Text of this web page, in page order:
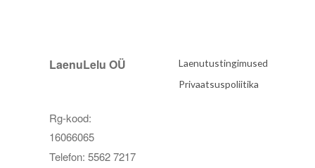
LaenuLelu OÜ
Rg-kood:
16066065
Telefon: 5562 7217
Laenutustingimused
Privaatsuspoliitika